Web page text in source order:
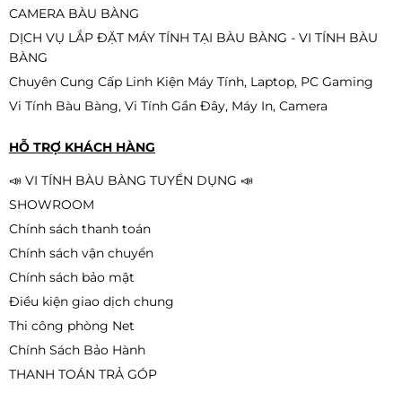
-9%
-9%
2.190.000đ
CAMERA BÀU BÀNG
DỊCH VỤ LẮP ĐẶT MÁY TÍNH TẠI BÀU BÀNG - VI TÍNH BÀU
BÀNG
Chuyên Cung Cấp Linh Kiện Máy Tính, Laptop, PC Gaming
Vi Tính Bàu Bàng, Vi Tính Gần Đây, Máy In, Camera
HỖ TRỢ KHÁCH HÀNG
📣 VI TÍNH BÀU BÀNG TUYỂN DỤNG 📣
SHOWROOM
Chính sách thanh toán
Chính sách vận chuyển
Chính sách bảo mật
Điều kiện giao dịch chung
Thi công phòng Net
Chính Sách Bảo Hành
THANH TOÁN TRẢ GÓP